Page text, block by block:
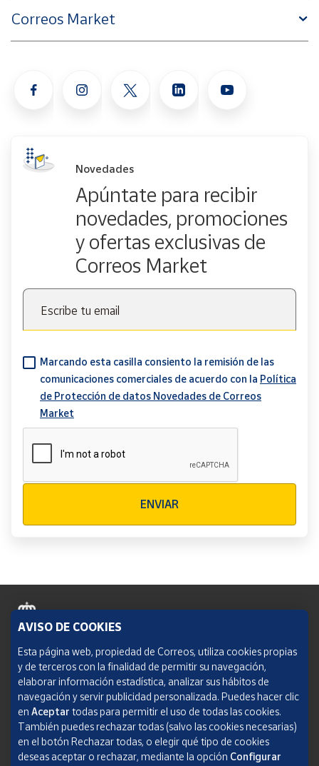
Correos Market
Novedades
Apúntate para recibir
novedades, promociones
y ofertas exclusivas de
Correos Market
Escribe tu email
Marcando esta casilla consiento la remisión de las
comunicaciones comerciales de acuerdo con la Política
de Protección de datos Novedades de Correos
Market
ENVIAR
Política de cookies
Aviso legal
Condiciones del servicio
Política de Privacidad Web
AVISO DE COOKIES
Esta página web, propiedad de Correos, utiliza cookies propias
y de terceros con la finalidad de permitir su navegación,
elaborar información estadística, analizar sus hábitos de
navegación y servir publicidad personalizada. Puedes hacer clic
en Aceptar todas para permitir el uso de todas las cookies.
También puedes rechazar todas (salvo las cookies necesarias)
en el botón Rechazar todas, o elegir qué tipo de cookies
deseas aceptar o rechazar, mediante la opción Configurar